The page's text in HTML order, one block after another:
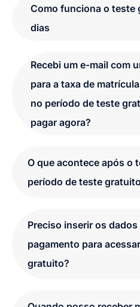
Como funciona o teste
dias
Recebi um e-mail com
para a taxa de
no período de teste
pagar agora?
O que acontece após o
período de teste
Preciso inserir os dados
pagamento para
gratuito?